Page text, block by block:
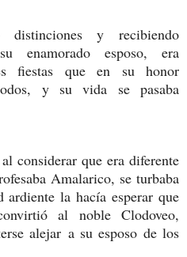
y recibiendo
enamorado esposo, era
fiestas que en su honor
y su vida se pasaba
considerar que era diferente
Amalarico, se turbaba
la hacía esperar que
al noble Clodoveo,
alejar a su esposo de los